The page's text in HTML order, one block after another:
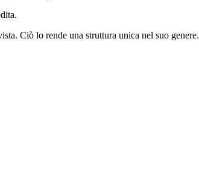
Ciò lo rende una struttura unica nel suo genere.